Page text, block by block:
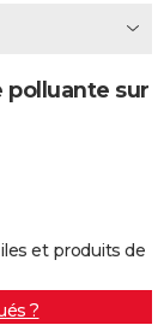
polluante sur
et produits de
?